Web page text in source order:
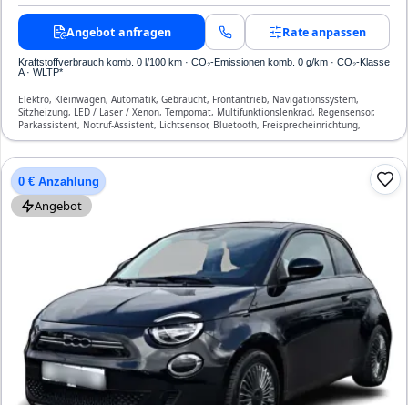
Angebot anfragen Rate anpassen
Kraftstoffverbrauch komb. 0 l/100 km · CO₂-Emissionen komb. 0 g/km · CO₂-Klasse
A · WLTP*
Elektro, Kleinwagen, Automatik, Gebraucht, Frontantrieb, Navigationssystem,
Sitzheizung, LED / Laser / Xenon, Tempomat, Multifunktionslenkrad, Regensensor,
Parkassistent, Notruf-Assistent, Lichtsensor, Bluetooth, Freisprecheinrichtung,
Verkehrszeichen-Erkennung, ABS, Klimaautomatik, Front-, Seiten- und weitere
0 € Anzahlung
Angebot